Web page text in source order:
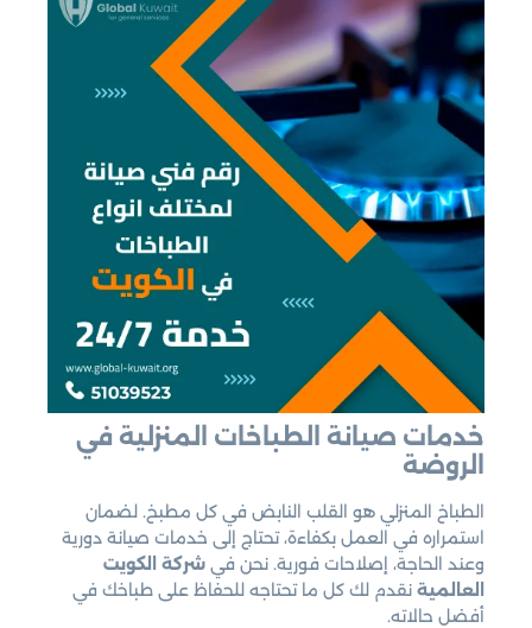
خدمات صيانة الطباخات المنزلية في
الروضة
الطباخ المنزلي هو القلب النابض في كل مطبخ. لضمان
استمراره في العمل بكفاءة، تحتاج إلى خدمات صيانة دورية
وعند الحاجة، إصلاحات فورية. نحن في شركة الكويت
العالمية نقدم لك كل ما تحتاجه للحفاظ على طباخك في
أفضل حالاته.